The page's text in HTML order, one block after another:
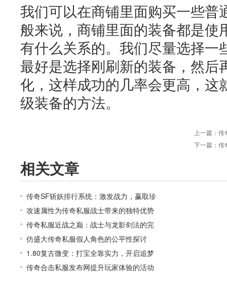
我们可以在商铺里面购买一些普
般来说，商铺里面的装备都是使
有什么关系的。我们尽量选择一
最好是选择刚刷新的装备，然后
化，这样成功的几率会更高，这
级装备的方法。
上一篇： 传
下一篇： 传
相关文章
传奇SF斩妖排行系统：激发战力，赢取珍
攻速属性为传奇私服战士带来的独特优势
传奇私服近战之巅：战士与龙影剑法的完
仿盛大传奇私服假人角色的公平性探讨
1.80复古微变：打宝全靠实力，开启追梦
传奇合击私服发布网提升玩家体验的活动